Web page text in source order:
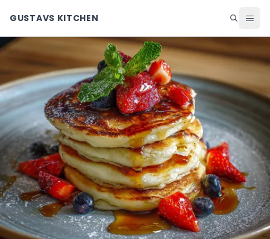
GUSTAVS KITCHEN
Middag
Lunch
Helg
Efterrätter
Ingredienser
Matsedel
Alla recept
Blogg